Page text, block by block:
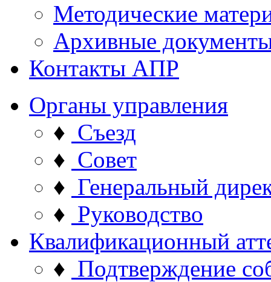
Методические
Архивные
Контакты АПР
Органы управления
♦ Съезд
♦ Совет
♦ Генеральный
♦ Руководство
Квалификационный
♦ Подтверждение